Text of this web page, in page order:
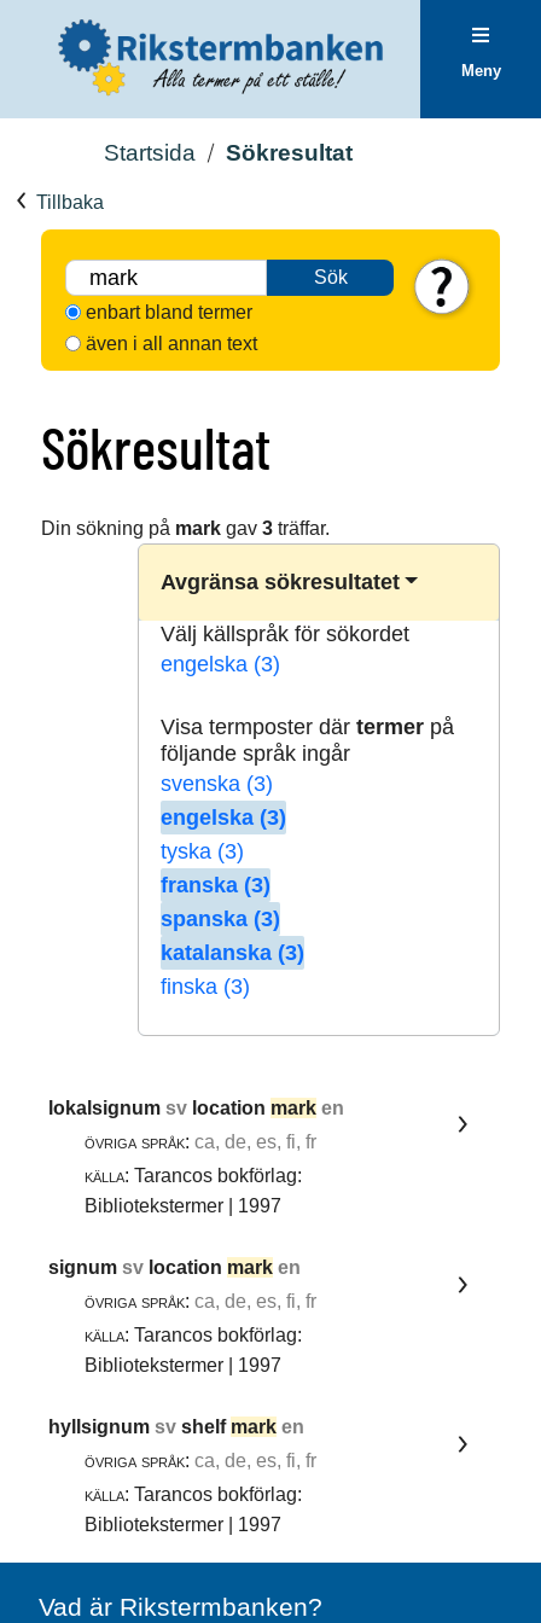
Meny
Startsida Sökresultat
Tillbaka
Sök
enbart bland termer
även i all annan text
Sökresultat
Din sökning på markgav 3träffar.
Avgränsa sökresultatet
Välj källspråk för sökordet
engelska (3)
Visa termposter där termerpå
följande språk ingår
svenska (3)
engelska (3)
tyska (3)
franska (3)
spanska (3)
katalanska (3)
finska (3)
lokalsignumsv location mark en
övriga språk: ca, de, es, fi, fr
källa: Tarancos bokförlag:
Bibliotekstermer | 1997
signumsv location mark en
övriga språk: ca, de, es, fi, fr
källa: Tarancos bokförlag:
Bibliotekstermer | 1997
hyllsignumsvshelf mark en
övriga språk: ca, de, es, fi, fr
källa: Tarancos bokförlag:
Bibliotekstermer | 1997
Vad är Rikstermbanken?